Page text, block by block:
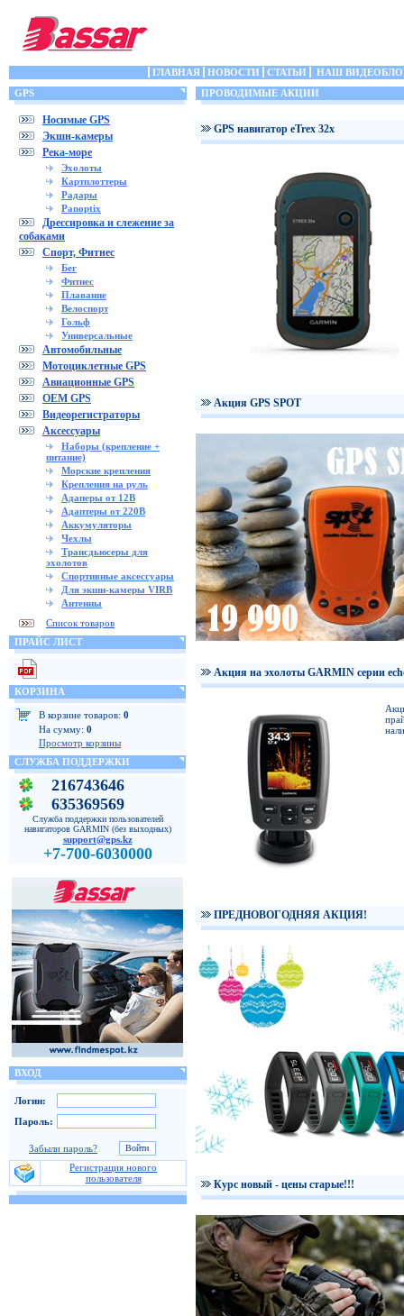
ГЛАВНАЯ НОВОСТИ СТАТЬИ
НАШ
GPS
Носимые GPS
Экшн-камеры
Река-море
Эхолоты
Картплоттеры
Радары
Panoptix
Дрессировка и слежение за
собаками
Спорт, Фитнес
Бег
Фитнес
Плавание
Велоспорт
Гольф
Универсальные
Автомобильные
Мотоциклетные GPS
Авиационные GPS
OEM GPS
Видеорегистраторы
Аксессуары
Наборы (крепление +
питание)
Морские крепления
Крепления на руль
Адаперы от 12В
Адаптеры от 220В
Аккумуляторы
Чехлы
Трансдьюсеры для
эхолотов
Спортивные аксессуары
Для экшн-камеры VIRB
Антенны
Список товаров
ПРАЙС ЛИСТ
КОРЗИНА
В корзине товаров: 0
На сумму: 0
Просмотр корзины
СЛУЖБА ПОДДЕРЖКИ
216743646
635369569
Служба поддержки пользователей
навигаторов GARMIN (без выходных)
support@gps.kz
+7-700-6030000
ВХОД
Логин:
Пароль:
Забыли пароль?
Регистрация нового
пользователя
ПРОВОДИМЫЕ АКЦИИ
GPS навигатор eTrex 32x
Акция GPS SPOT
Акция на эхолоты GARMIN серии
ПРЕДНОВОГОДНЯЯ АКЦИЯ!
Курс новый - цены старые!!!